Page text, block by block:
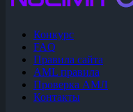
Конкурс
FAQ
Правила сайта
AML правила
Проверка АМЛ
Контакты